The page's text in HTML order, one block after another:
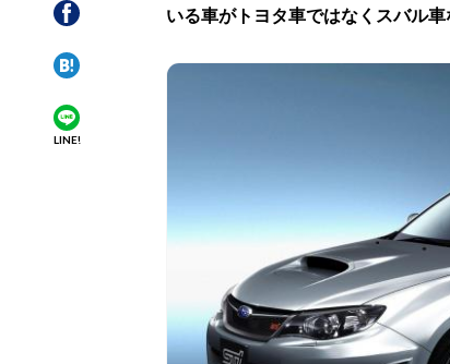
LINE!
いる車がトヨタ車ではなくスバル車